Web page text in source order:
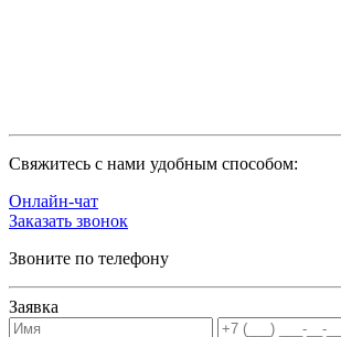
Cвяжитесь с нами удобным способом:
Онлайн-чат
Заказать звонок
Звоните по телефону
Заявка